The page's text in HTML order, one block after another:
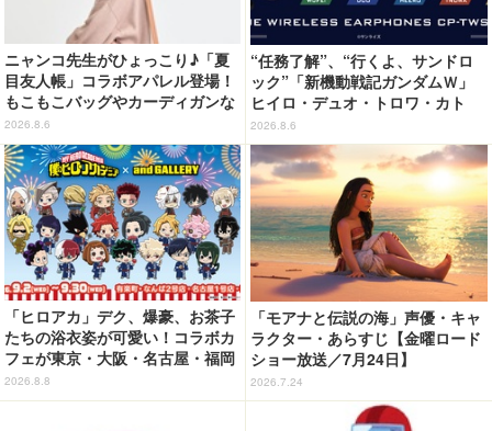
ニャンコ先生がひょっこり♪「夏
目友人帳」コラボアパレル登場！
もこもこバッグやカーディガンな
ど全8型
2026.8.6
“任務了解”、“行くよ、サンドロ
ック”「新機動戦記ガンダムＷ」
ヒイロ・デュオ・トロワ・カト
ル・五飛の声がする…！ 新規録
り下ろしボイス搭載のワイヤレス
イヤホンが登場
2026.8.6
「ヒロアカ」デク、爆豪、お茶子
たちの浴衣姿が可愛い！コラボカ
フェが東京・大阪・名古屋・福岡
で開催
2026.8.8
「モアナと伝説の海」声優・キャ
ラクター・あらすじ【金曜ロード
ショー放送／7月24日】
2026.7.24